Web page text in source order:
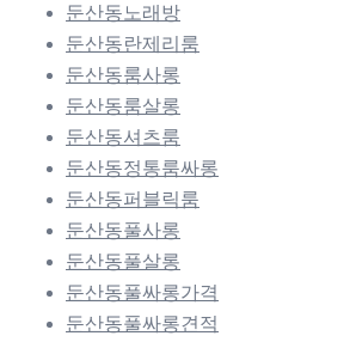
둔산동노래방
둔산동란제리룸
둔산동룸사롱
둔산동룸살롱
둔산동셔츠룸
둔산동정통룸싸롱
둔산동퍼블릭룸
둔산동풀사롱
둔산동풀살롱
둔산동풀싸롱가격
둔산동풀싸롱견적